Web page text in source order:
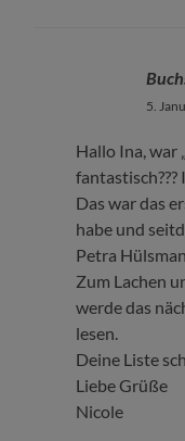
5.
Hallo Ina, war
fantastisch???
Das war das
habe und
Petra
Zum Lachen
werde das
lesen.
Deine Liste
Liebe Grüße
Nicole